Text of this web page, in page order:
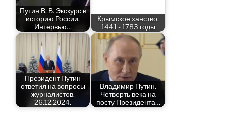
Путин В. В. Экскурс в
историю России.
Интервью…
Крымское ханство.
1441 - 1783 годы
Президент Путин
ответил на вопросы
журналистов.
26.12.2024.
Владимир Путин.
Четверть века на
посту Президента…